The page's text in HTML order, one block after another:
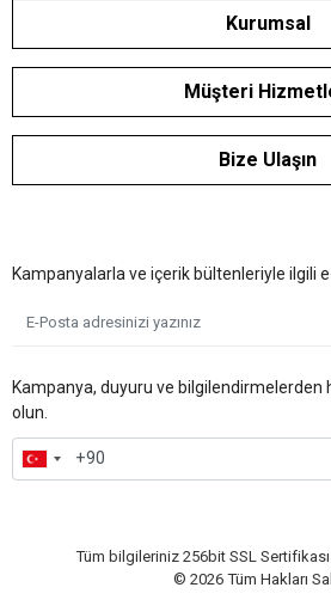
Kurumsal
Müşteri
Bize Ulaşın
Kampanyalarla ve içerik bültenleriyle ilgili
Kampanya, duyuru ve bilgilendirmelerden
olun.
Tüm bilgileriniz 256bit SSL
© 2026 Tüm Hakları